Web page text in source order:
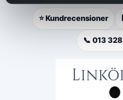
⭐ Kundrecensioner
📞 013